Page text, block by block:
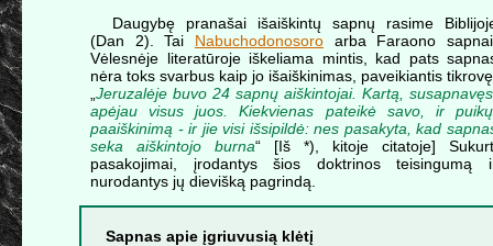
Daugybę pranašai išaiškintų sapnų rasime
(Dan 2). Tai Nabuchodonosoro arba Faraono
Vėlesnėje literatūroje iškeliama mintis, kad pats
nėra toks svarbus kaip jo išaiškinimas, paveikiantis
Jeruzalėje buvo 24 sapnų aiškintojai. Kartą,
apėjau visus juos. Kiekvienas pateikė savo, ir
paaiškinimą - ir jie visi išsipildė: nes pasakyta, kad
seka aiškintojo burna“ [Iš *), kitoje citatoje]
pasakojimai, įrodantys šios doktrinos teisingumą
nurodantys jų dievišką pagrindą.
Sapnas apie įgriuvusią klėtį